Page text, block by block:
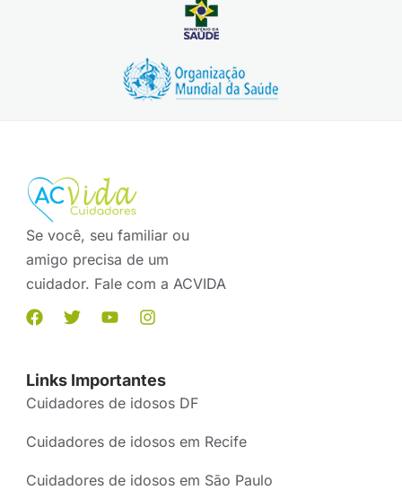
Se você, seu familiar ou
amigo precisa de um
cuidador. Fale com a ACVIDA
Links Importantes
Cuidadores de idosos DF
Cuidadores de idosos em Recife
Cuidadores de idosos em São Paulo